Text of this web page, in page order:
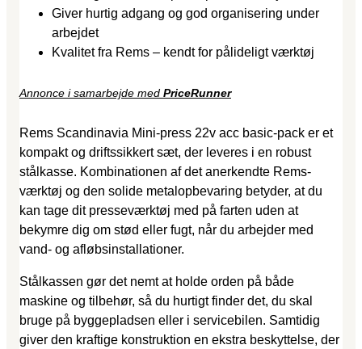
Giver hurtig adgang og god organisering under
arbejdet
Kvalitet fra Rems – kendt for pålideligt værktøj
Annonce i samarbejde med PriceRunner
Rems Scandinavia Mini-press 22v acc basic-pack er et
kompakt og driftssikkert sæt, der leveres i en robust
stålkasse. Kombinationen af det anerkendte Rems-
værktøj og den solide metalopbevaring betyder, at du
kan tage dit presseværktøj med på farten uden at
bekymre dig om stød eller fugt, når du arbejder med
vand- og afløbsinstallationer.
Stålkassen gør det nemt at holde orden på både
maskine og tilbehør, så du hurtigt finder det, du skal
bruge på byggepladsen eller i servicebilen. Samtidig
giver den kraftige konstruktion en ekstra beskyttelse, der